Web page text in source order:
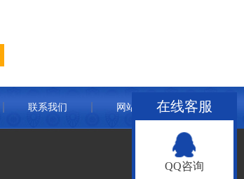
联系我们 网站地图 在线客服
QQ咨询